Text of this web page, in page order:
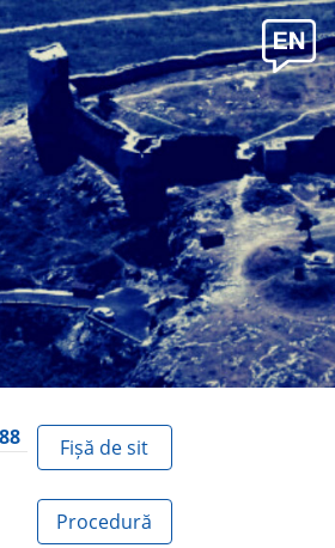
Fișă de sit
Procedură